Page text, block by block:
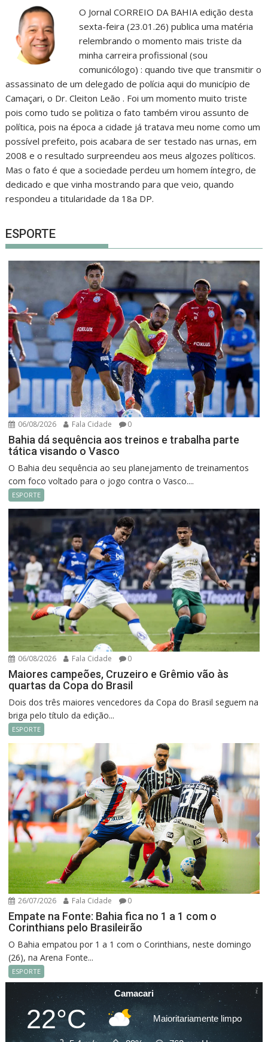
O Jornal CORREIO DA BAHIA edição desta
sexta-feira (23.01.26) publica uma matéria
relembrando o momento mais triste da
minha carreira profissional (sou
comunicólogo) : quando tive que transmitir o
assassinato de um delegado de polícia aqui do município de
Camaçari, o Dr. Cleiton Leão . Foi um momento muito triste
pois como tudo se politiza o fato também virou assunto de
política, pois na época a cidade já tratava meu nome como um
possível prefeito, pois acabara de ser testado nas urnas, em
2008 e o resultado surpreendeu aos meus algozes políticos.
Mas o fato é que a sociedade perdeu um homem íntegro, de
dedicado e que vinha mostrando para que veio, quando
respondeu a titularidade da 18a DP.
ESPORTE
06/08/2026 Fala Cidade 0
Bahia dá sequência aos treinos e trabalha parte
tática visando o Vasco
O Bahia deu sequência ao seu planejamento de treinamentos
com foco voltado para o jogo contra o Vasco....
ESPORTE
06/08/2026 Fala Cidade 0
Maiores campeões, Cruzeiro e Grêmio vão às
quartas da Copa do Brasil
Dois dos três maiores vencedores da Copa do Brasil seguem na
briga pelo título da edição...
ESPORTE
26/07/2026 Fala Cidade 0
Empate na Fonte: Bahia fica no 1 a 1 com o
Corinthians pelo Brasileirão
O Bahia empatou por 1 a 1 com o Corinthians, neste domingo
(26), na Arena Fonte...
ESPORTE
Camacari
22°C Maioritariamente limpo